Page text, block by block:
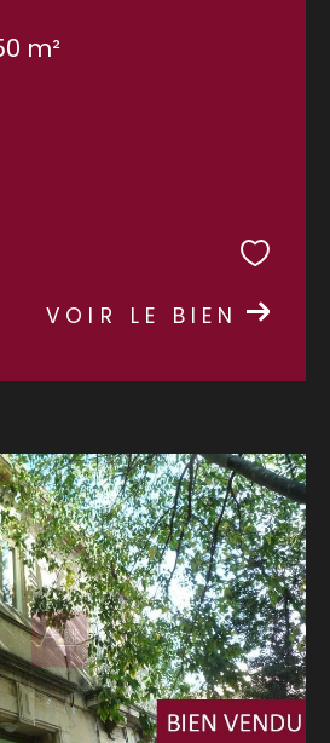
m²
VOIR LE BIEN